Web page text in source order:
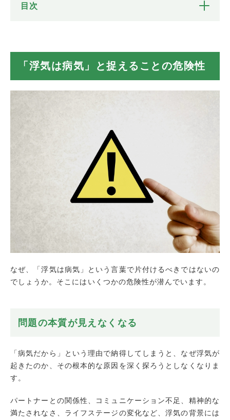
目次
被害者が不当に我慢させられる
加害者の責任が曖昧になる
環境の変化・ストレス
好奇心・刺激への欲求
倫理観の欠如
精神的な問題（本当に「病気」の可能性
パートナーの浮気を乗り越えるための具体的なス
ステップ1：真実の把握と証拠収集
自己調査の限界を理解する
探偵への相談
ステップ2：冷静な状況判断と自分の気持ち
の整理
冷静な話し合いの場を設ける
具体的な解決策を求める
専門家の力を借りる
関係を再構築する場合
離婚を選択する場合
「浮気は病気」と捉えることの危険性
なぜ、「浮気は病気」という言葉で片付けるべきではないの
でしょうか。そこにはいくつかの危険性が潜んでいます。
問題の本質が見えなくなる
「病気だから」という理由で納得してしまうと、なぜ浮気が
起きたのか、その根本的な原因を深く探ろうとしなくなりま
す。
パートナーとの関係性、コミュニケーション不足、精神的な
満たされなさ、ライフステージの変化など、浮気の背景には